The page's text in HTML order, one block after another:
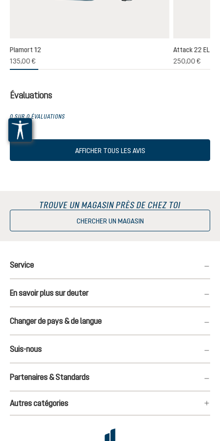
de 5 sur 5 étoiles
Plamort 12
135,00 €
Attack 22 EL
250,00 €
Évaluations
0 SUR 0 ÉVALUATIONS
AFFICHER TOUS LES AVIS
TROUVE UN MAGASIN PRÈS DE CHEZ TOI
CHERCHER UN MAGASIN
Service
En savoir plus sur deuter
Changer de pays & de langue
Suis-nous
Partenaires & Standards
Autres catégories